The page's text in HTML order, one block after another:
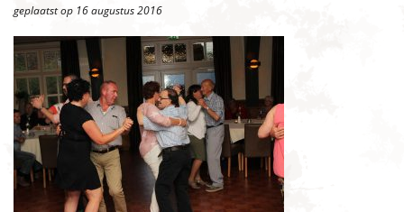
geplaatst op 16 augustus 2016